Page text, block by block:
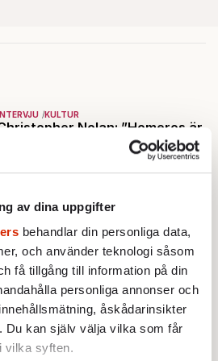
av dina uppgifter
behandlar din personliga data,
och använder teknologi såsom
få tillgång till information på din
personliga annonser och
åskådarinsikter
Du kan själv välja vilka som får
vilka syften.
KULTUR
Nolan: ”Homeros är
ett fascinerande mysterium”
Universella teman utforskas i
Nolans nya storfilm
om
för Homeros
epos.
Gunnar Rehlin•
är fan skitsöt”
Björn Stein och Amy
tar sig an John
Ajvide Lindqvists
”Sommaren
1985” korsas Saltkråkan med
Av: Samuel Mesterton•
INTERVJU